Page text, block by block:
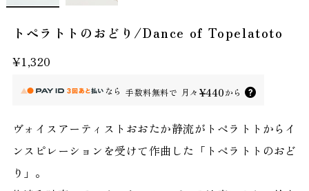
トペラトトのおどり/Dance of Topelatoto
¥1,320
なら 手数料無料で 月々 ¥440から
ヴォイスアーティストおおたか静流がトペラトトからイ
ンスピレーションを受けて作曲した「トペラトトのおど
り」。